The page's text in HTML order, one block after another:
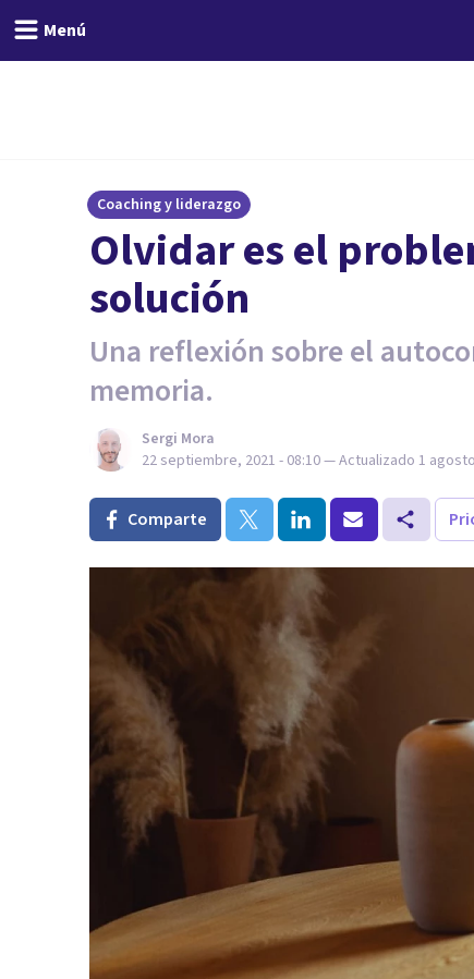
Menú
Coaching y liderazgo
Olvidar es el
solución
Una reflexión sobre el
memoria.
Sergi Mora
22 septiembre, 2021 - 08:10— Actualizado 1
Comparte